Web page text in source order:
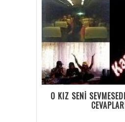
O KIZ SENİ